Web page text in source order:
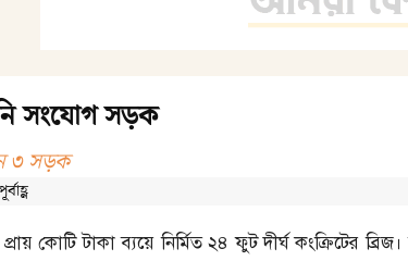
সংযোগ সড়ক
৩ সড়ক
প্রায় কোটি টাকা ব্যয়ে নির্মিত ২৪ ফুট দীর্ঘ কংক্রিটের ব্রিজ।